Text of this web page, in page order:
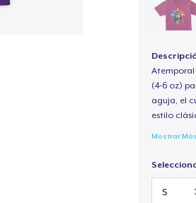
Atemporal
(4-6 oz)
aguja, el
estilo
Mostrar